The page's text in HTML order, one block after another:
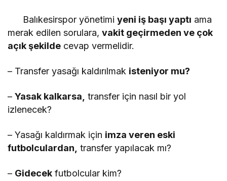
Balıkesirspor yönetimiyeni iş başı yaptı ama
merak edilen sorulara,vakit geçirmeden ve çok
açık şekilde cevap vermelidir.
– Transfer yasağı kaldırılmak isteniyor mu?
–Yasak kalkarsa, transfer için nasıl bir yol
izlenecek?
– Yasağı kaldırmak için imza veren eski
futbolculardan, transfer yapılacak mı?
– Gidecek futbolcular kim?